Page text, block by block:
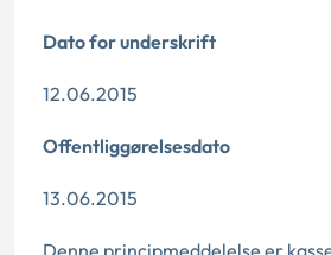
Dato for underskrift
12.06.2015
Offentliggørelsesdato
13.06.2015
Denne principmeddelelse er